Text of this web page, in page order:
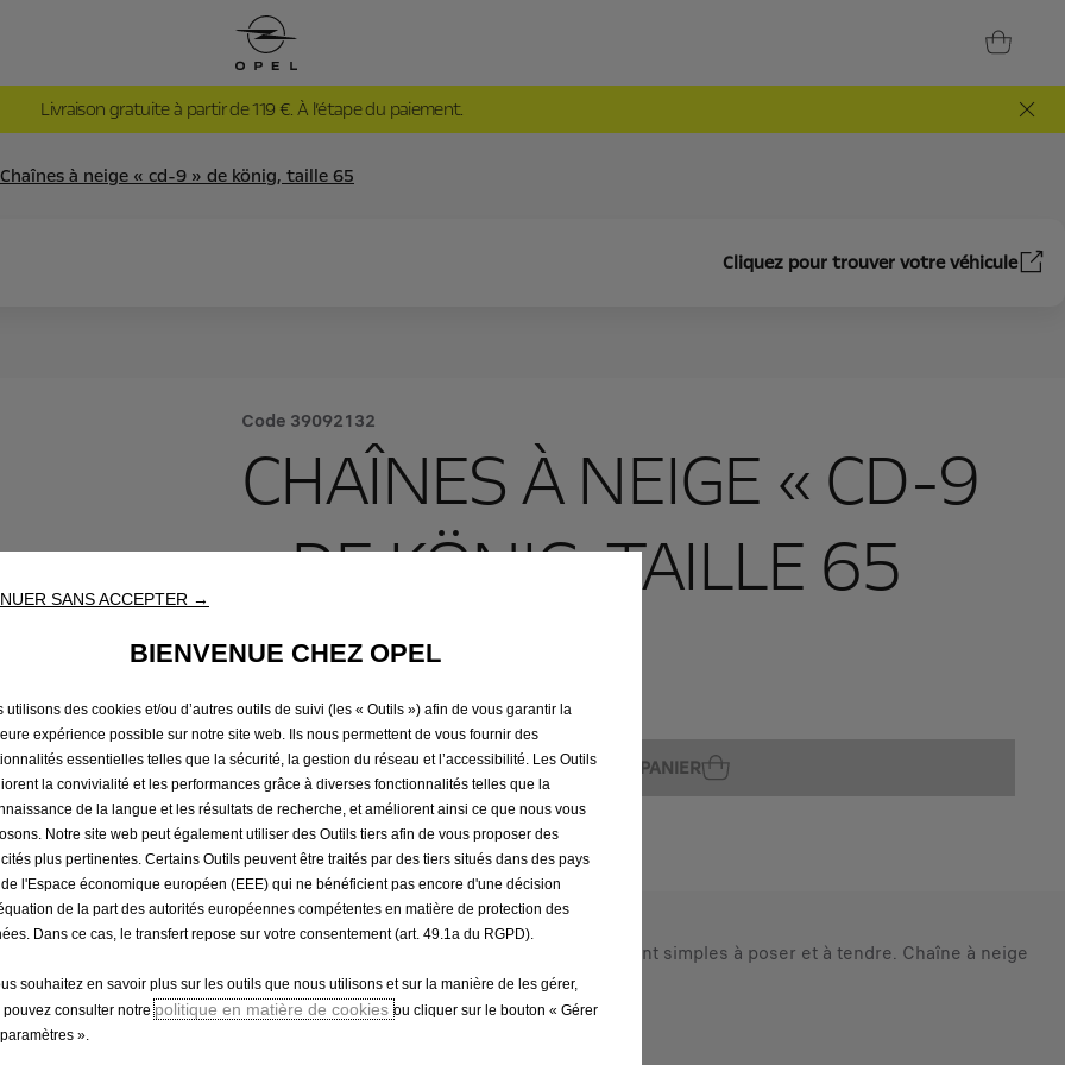
Livraison gratuite à partir de 119 €. À l’étape du paiement.
Chaînes à neige « cd-9 » de könig, taille 65
Cliquez pour trouver votre véhicule
Code 39092132
CHAÎNES À NEIGE « CD-9
» DE KÖNIG, TAILLE 65
159,16 €
r
i
c
e
i
1
5
9
1
6
TTC/unité
-
+
Q
u
a
n
t
t
u
p
Produit en rupture
AJOUTER AU PANIER
Paiement en plusieurs fois
aux brevets novateurs de König, les chaînes à neige sont particulièrement simples à poser et à tendre. Chaîne à neige
autre pour la serrer
SANS ACCEPTER →
BIENVENUE CHEZ OPEL
utilisons des cookies et/ou d’autres outils de suivi (les « Outils ») afin de vous garantir la
expérience possible sur notre site web. Ils nous permettent de vous fournir des
essentielles telles que la sécurité, la gestion du réseau et l’accessibilité. Les Outils
la convivialité et les performances grâce à diverses fonctionnalités telles que la
de la langue et les résultats de recherche, et améliorent ainsi ce que nous vous
Notre site web peut également utiliser des Outils tiers afin de vous proposer des
plus pertinentes. Certains Outils peuvent être traités par des tiers situés dans des pays
l'Espace économique européen (EEE) qui ne bénéficient pas encore d'une décision
de la part des autorités européennes compétentes en matière de protection des
Dans ce cas, le transfert repose sur votre consentement (art. 49.1a du RGPD).
souhaitez en savoir plus sur les outils que nous utilisons et sur la manière de les gérer,
pouvez consulter notrepolitique en matière de cookies ou cliquer sur le bouton « Gérer
».